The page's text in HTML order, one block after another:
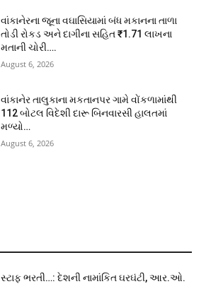
વાંકાનેરના જૂના વઘાસિયામાં બંધ મકાનના તાળા
તોડી રોકડ અને દાગીના સહિત ₹1.71 લાખના
મતાની ચોરી….
August 6, 2026
વાંકાનેર તાલુકાના મકતાનપર ગામે વોંકળામાંથી
112 બોટલ વિદેશી દારૂ બિનવારસી હાલતમાં
મળ્યો…
August 6, 2026
સ્ટાફ ભરતી…: દેશની નામાંકિત ઘરઘંટી, આર.ઓ.